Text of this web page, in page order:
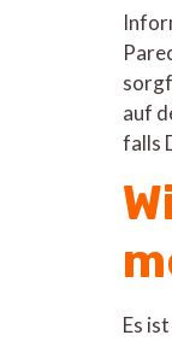
auf
falls
Es